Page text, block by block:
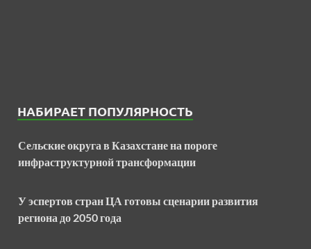
НАБИРАЕТ ПОПУЛЯРНОСТЬ
Сельские округа в Казахстане на пороге
инфраструктурной трансформации
У эспертов стран ЦА готовы сценарии развития
региона до 2050 года